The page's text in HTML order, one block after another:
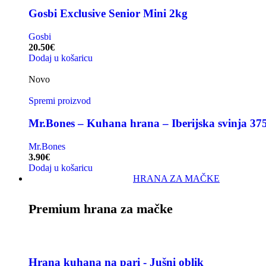
Gosbi Exclusive Senior Mini 2kg
Gosbi
20.50€
Dodaj u košaricu
Novo
Spremi proizvod
Mr.Bones – Kuhana hrana – Iberijska svinja
Mr.Bones
3.90€
Dodaj u košaricu
HRANA ZA MAČKE
Premium hrana za mačke
Hrana kuhana na pari - Jušni oblik